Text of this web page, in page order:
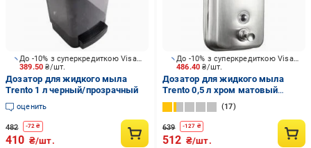
389.50₴/шт.
До -10% з суперкредиткою Visa Вигода
Дозатор для жидкого мыла
Trento 1 л черный/прозрачный
оценить
482 -72 ₴
410 ₴/шт.
486.40₴/шт.
До -10% з суперкредиткою Visa Вигода
Дозатор для жидкого мыла
Trento 0,5 л хром матовый
(60442)
17
639 -127 ₴
512 ₴/шт.